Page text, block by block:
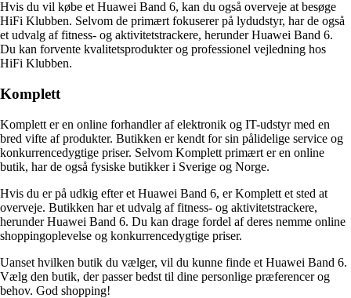
Hvis du vil købe et Huawei Band 6, kan du også overveje at besøge
HiFi Klubben. Selvom de primært fokuserer på lydudstyr, har de også
et udvalg af fitness- og aktivitetstrackere, herunder Huawei Band 6.
Du kan forvente kvalitetsprodukter og professionel vejledning hos
HiFi Klubben.
Komplett
Komplett er en online forhandler af elektronik og IT-udstyr med en
bred vifte af produkter. Butikken er kendt for sin pålidelige service og
konkurrencedygtige priser. Selvom Komplett primært er en online
butik, har de også fysiske butikker i Sverige og Norge.
Hvis du er på udkig efter et Huawei Band 6, er Komplett et sted at
overveje. Butikken har et udvalg af fitness- og aktivitetstrackere,
herunder Huawei Band 6. Du kan drage fordel af deres nemme online
shoppingoplevelse og konkurrencedygtige priser.
Uanset hvilken butik du vælger, vil du kunne finde et Huawei Band 6.
Vælg den butik, der passer bedst til dine personlige præferencer og
behov. God shopping!